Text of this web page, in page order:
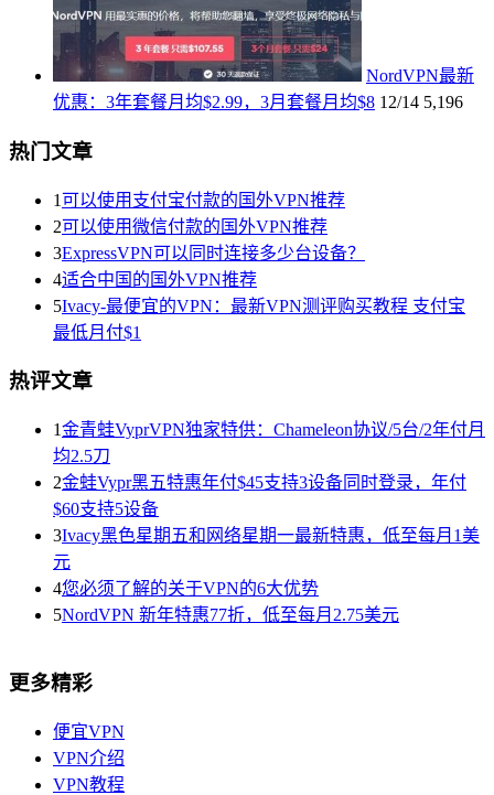
NordVPN最新
优惠：3年套餐月均$2.99，3月套餐月均$8 12/14 5,196
热门文章
1可以使用支付宝付款的国外VPN推荐
2可以使用微信付款的国外VPN推荐
3ExpressVPN可以同时连接多少台设备？
4适合中国的国外VPN推荐
5Ivacy-最便宜的VPN：最新VPN测评购买教程 支付宝
最低月付$1
热评文章
1金青蛙VyprVPN独家特供：Chameleon协议/5台/2年付月
均2.5刀
2金蛙Vypr黑五特惠年付$45支持3设备同时登录，年付
$60支持5设备
3Ivacy黑色星期五和网络星期一最新特惠，低至每月1美
元
4您必须了解的关于VPN的6大优势
5NordVPN 新年特惠77折，低至每月2.75美元
更多精彩
便宜VPN
VPN介绍
VPN教程